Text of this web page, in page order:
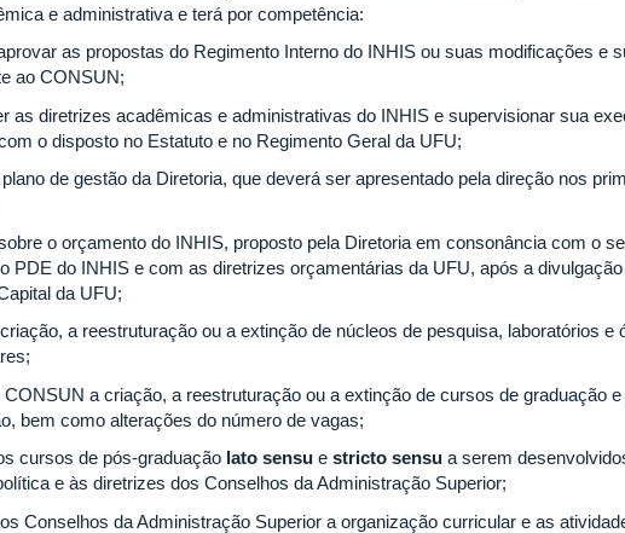
e administrativa e terá por competência:
as propostas do Regimento Interno do INHIS ou suas modificações e
ao CONSUN;
as diretrizes acadêmicas e administrativas do INHIS e supervisionar sua
o disposto no Estatuto e no Regimento Geral da UFU;
de gestão da Diretoria, que deverá ser apresentado pela direção nos
o orçamento do INHIS, proposto pela Diretoria em consonância com o
PDE do INHIS e com as diretrizes orçamentárias da UFU, após a
da UFU;
a reestruturação ou a extinção de núcleos de pesquisa, laboratórios e
CONSUN a criação, a reestruturação ou a extinção de cursos de graduação
bem como alterações do número de vagas;
cursos de pós-graduação lato sensu e stricto sensu a serem
e às diretrizes dos Conselhos da Administração Superior;
Conselhos da Administração Superior a organização curricular e as